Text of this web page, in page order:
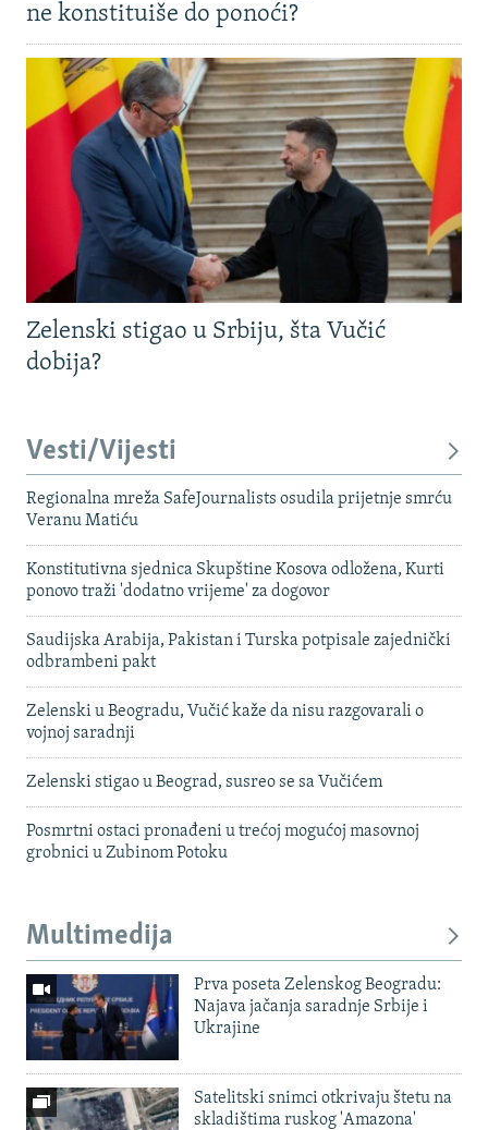
ne konstituiše do ponoći?
Zelenski stigao u Srbiju, šta Vučić
dobija?
Vesti/Vijesti
Regionalna mreža SafeJournalists osudila prijetnje smrću
Veranu Matiću
Konstitutivna sjednica Skupštine Kosova odložena, Kurti
ponovo traži 'dodatno vrijeme' za dogovor
Saudijska Arabija, Pakistan i Turska potpisale zajednički
odbrambeni pakt
Zelenski u Beogradu, Vučić kaže da nisu razgovarali o
vojnoj saradnji
Zelenski stigao u Beograd, susreo se sa Vučićem
Posmrtni ostaci pronađeni u trećoj mogućoj masovnoj
grobnici u Zubinom Potoku
Multimedija
Prva poseta Zelenskog Beogradu:
Najava jačanja saradnje Srbije i
Ukrajine
Satelitski snimci otkrivaju štetu na
skladištima ruskog 'Amazona'